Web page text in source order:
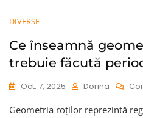
DIVERSE
Ce înseamnă
trebuie făcută
Oct. 7, 2025 Dorina
Geometria roților reprezintă